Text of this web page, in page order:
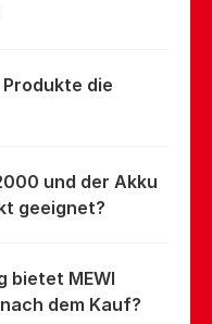
die
und der Akku
geeignet?
bietet MEWI
dem Kauf?